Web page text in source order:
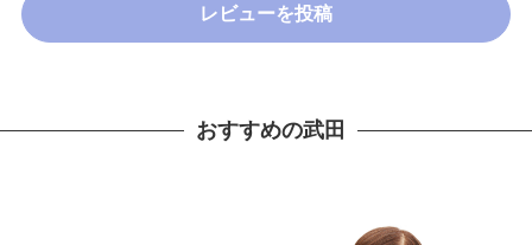
レビューを投稿
おすすめの武田